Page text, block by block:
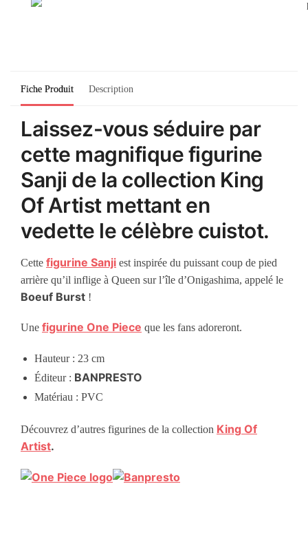
Fiche Produit Description
Laissez-vous séduire par
cette magnifique figurine
Sanji de la collection King
Of Artist mettant en
vedette le célèbre cuistot.
Cette figurine Sanji est inspirée du puissant coup de pied
arrière qu’il inflige à Queen sur l’île d’Onigashima, appelé le
Boeuf Burst !
Une figurine One Piece que les fans adoreront.
Hauteur : 23 cm
Éditeur : BANPRESTO
Matériau : PVC
Découvrez d’autres figurines de la collection King Of
Artist.